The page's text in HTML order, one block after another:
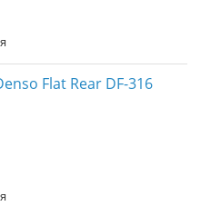
Flat Rear DF-316